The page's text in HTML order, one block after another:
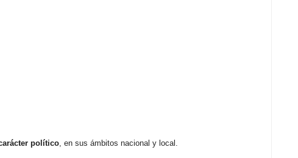
político, en sus ámbitos nacional y local.